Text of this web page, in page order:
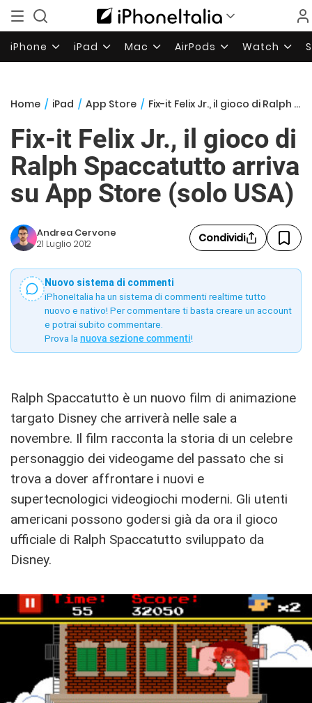
iPhone iPad Mac AirPods Watch
Home / iPad / App Store / Fix-it Felix Jr., il gioco di Ralph Spaccatutto arriva su App Store (solo USA)
Fix-it Felix Jr., il gioco di
Ralph Spaccatutto arriva
su App Store (solo USA)
Andrea Cervone
21 Luglio 2012 Condividi
Nuovo sistema di commenti
iPhoneItalia ha un sistema di commenti realtime tutto
nuovo e nativo! Per commentare ti basta creare un account
e potrai subito commentare.
Prova la nuova sezione commenti!
Ralph Spaccatutto è un nuovo film di animazione
targato Disney che arriverà nelle sale a
novembre. Il film racconta la storia di un celebre
personaggio dei videogame del passato che si
trova a dover affrontare i nuovi e
supertecnologici videogiochi moderni. Gli utenti
americani possono godersi già da ora il gioco
ufficiale di Ralph Spaccatutto sviluppato da
Disney.